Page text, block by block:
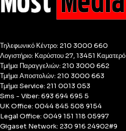
Τηλεφωνικό Κέντρο: 210 3000 660
Λογιστήριο: Καρύστου 27, 13451 Καματερό
Τμήμα Παραγγελιών: 210 3000 662
Τμήμα Αποστολών: 210 3000 663
Τμήμα Service: 211 0013 053
Sms - Viber: 693 694 695 5
UK Office: 0044 845 508 9154
Legal Office: 0049 151 118 05997
Gigaset Network: 230 916 24902#9